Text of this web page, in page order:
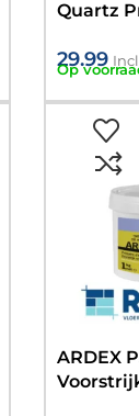
Quartz
29.99
Op
ARDEX